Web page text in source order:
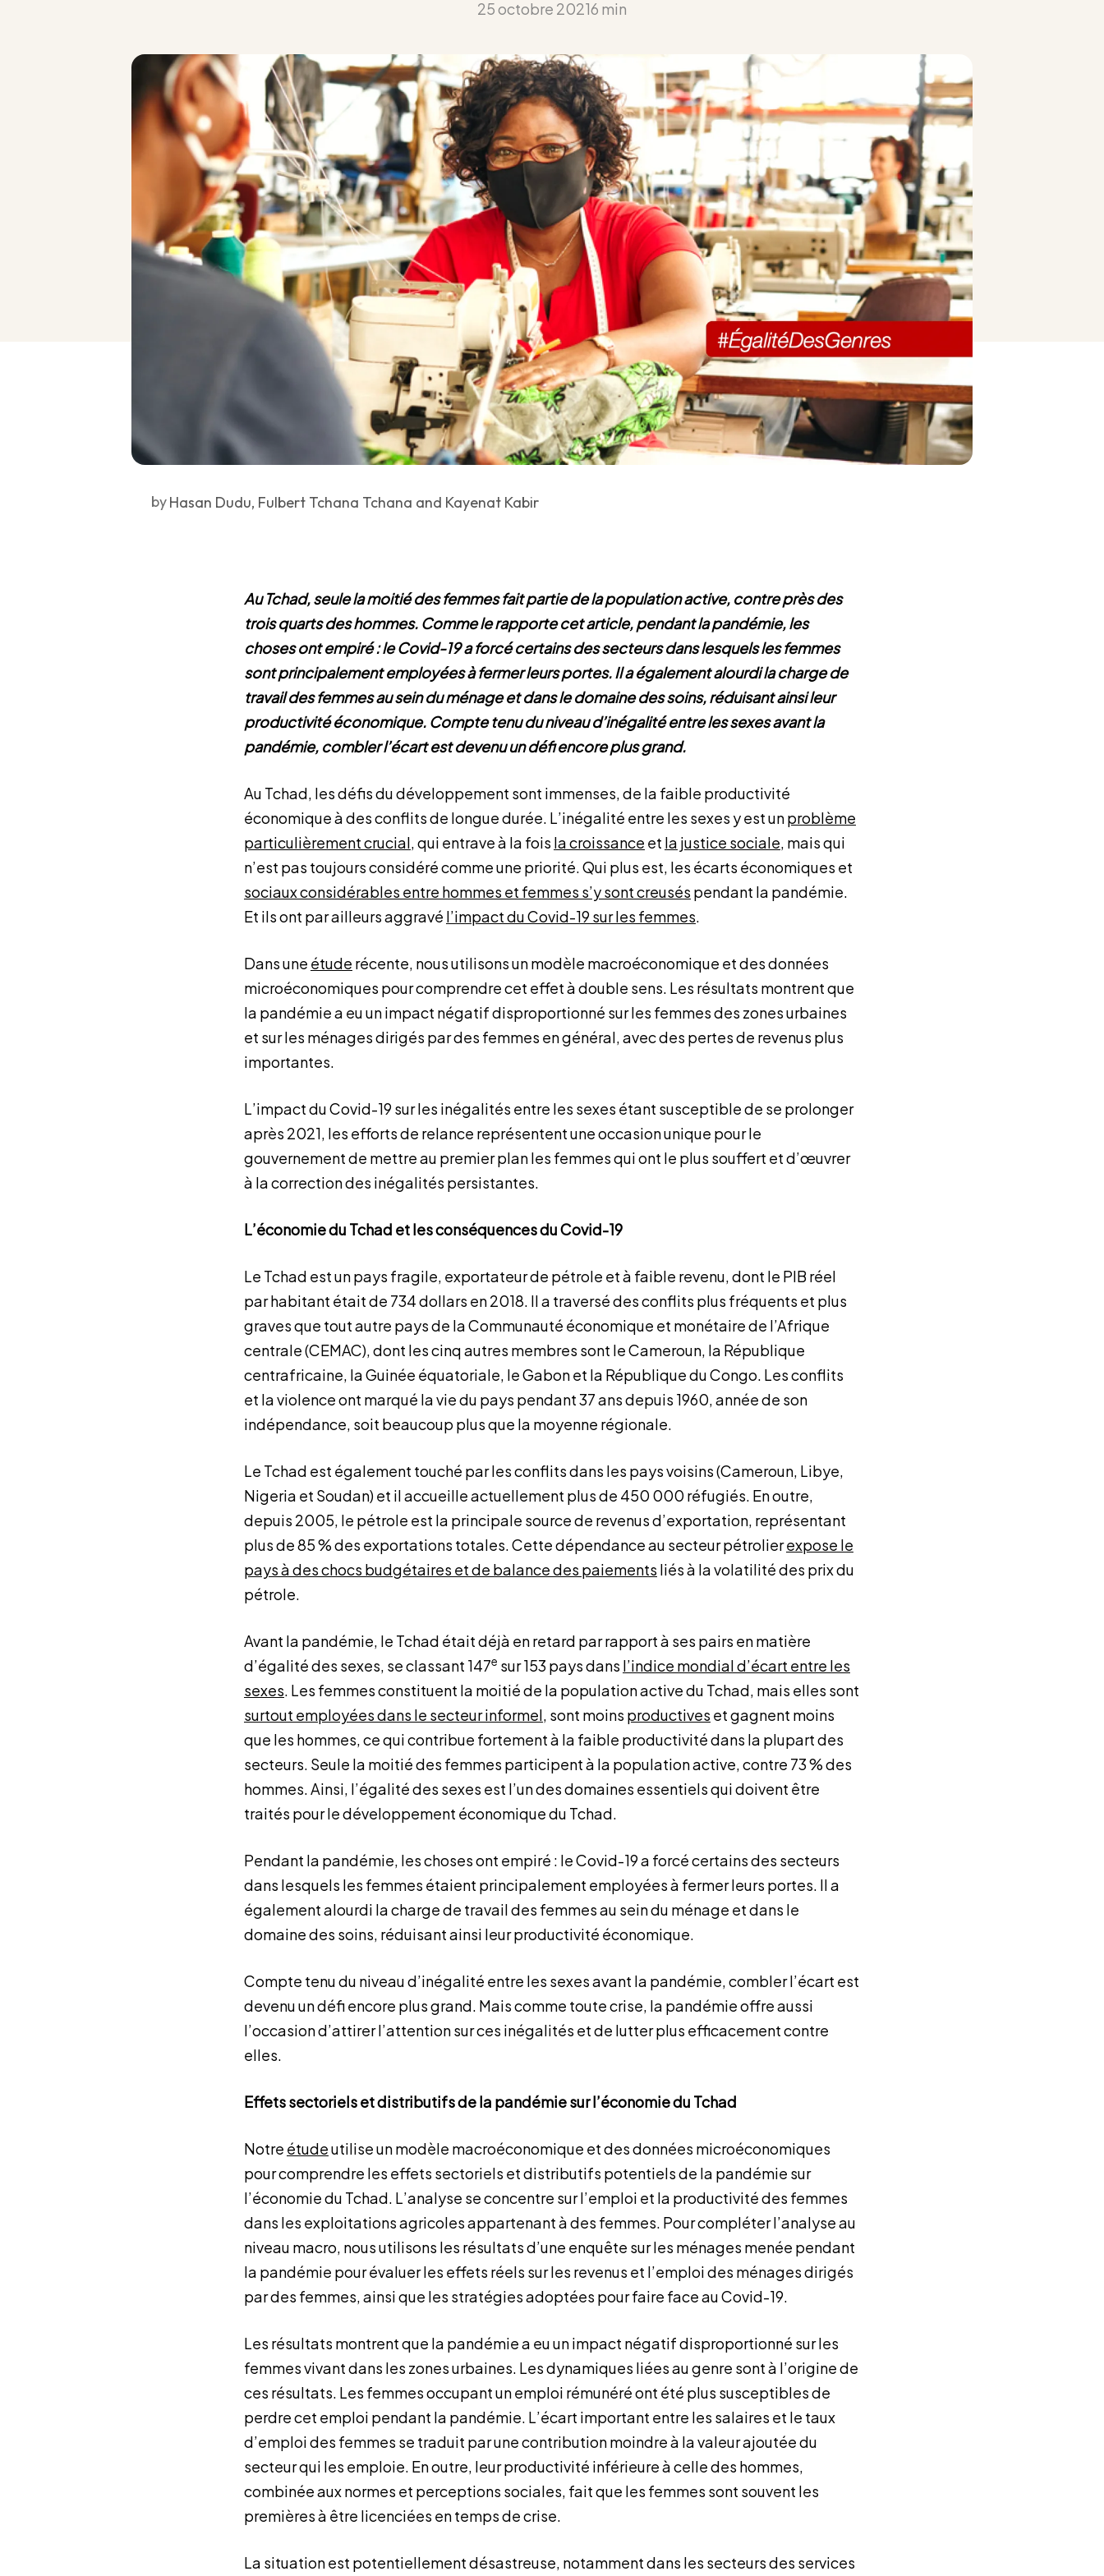
25 octobre 20216 min
byHasan Dudu, Fulbert Tchana Tchana and Kayenat Kabir
Au Tchad, seule la moitié des femmes fait partie de la population active, contre près des
trois quarts des hommes. Comme le rapporte cet article, pendant la pandémie, les
choses ont empiré : le Covid-19 a forcé certains des secteurs dans lesquels les femmes
sont principalement employées à fermer leurs portes. Il a également alourdi la charge de
travail des femmes au sein du ménage et dans le domaine des soins, réduisant ainsi leur
productivité économique. Compte tenu du niveau d’inégalité entre les sexes avant la
pandémie, combler l’écart est devenu un défi encore plus grand.
Au Tchad, les défis du développement sont immenses, de la faible productivité
économique à des conflits de longue durée. L’inégalité entre les sexes y est unproblème
particulièrement crucial, qui entrave à la fois la croissance et la justice sociale, mais qui
n’est pas toujours considéré comme une priorité. Qui plus est, les écarts économiques et
sociaux considérables entre hommes et femmes s’y sont creusés pendant la pandémie.
Et ils ont par ailleurs aggravé l’impact du Covid-19 sur les femmes.
Dans une étude récente, nous utilisons un modèle macroéconomique et des données
microéconomiques pour comprendre cet effet à double sens. Les résultats montrent que
la pandémie a eu un impact négatif disproportionné sur les femmes des zones urbaines
et sur les ménages dirigés par des femmes en général, avec des pertes de revenus plus
importantes.
L’impact du Covid-19 sur les inégalités entre les sexes étant susceptible de se prolonger
après 2021, les efforts de relance représentent une occasion unique pour le
gouvernement de mettre au premier plan les femmes qui ont le plus souffert et d’œuvrer
à la correction des inégalités persistantes.
L’économie du Tchad et les conséquences du Covid-19
Le Tchad est un pays fragile, exportateur de pétrole et à faible revenu, dont le PIB réel
par habitant était de 734 dollars en 2018. Il a traversé des conflits plus fréquents et plus
graves que tout autre pays de la Communauté économique et monétaire de l’Afrique
centrale (CEMAC), dont les cinq autres membres sont le Cameroun, la République
centrafricaine, la Guinée équatoriale, le Gabon et la République du Congo. Les conflits
et la violence ont marqué la vie du pays pendant 37 ans depuis 1960, année de son
indépendance, soit beaucoup plus que la moyenne régionale.
Le Tchad est également touché par les conflits dans les pays voisins (Cameroun, Libye,
Nigeria et Soudan) et il accueille actuellement plus de 450 000 réfugiés. En outre,
depuis 2005, le pétrole est la principale source de revenus d’exportation, représentant
plus de 85 % des exportations totales. Cette dépendance au secteur pétrolierexpose le
pays à des chocs budgétaires et de balance des paiements liés à la volatilité des prix du
pétrole.
Avant la pandémie, le Tchad était déjà en retard par rapport à ses pairs en matière
d’égalité des sexes, se classant 147e sur 153 pays dans l’indice mondial d’écart entre les
sexes. Les femmes constituent la moitié de la population active du Tchad, mais elles sont
surtout employées dans le secteur informel, sont moins productives et gagnent moins
que les hommes, ce qui contribue fortement à la faible productivité dans la plupart des
secteurs. Seule la moitié des femmes participent à la population active, contre 73 % des
hommes. Ainsi, l’égalité des sexes est l’un des domaines essentiels qui doivent être
traités pour le développement économique du Tchad.
Pendant la pandémie, les choses ont empiré : le Covid-19 a forcé certains des secteurs
dans lesquels les femmes étaient principalement employées à fermer leurs portes. Il a
également alourdi la charge de travail des femmes au sein du ménage et dans le
domaine des soins, réduisant ainsi leur productivité économique.
Compte tenu du niveau d’inégalité entre les sexes avant la pandémie, combler l’écart est
devenu un défi encore plus grand. Mais comme toute crise, la pandémie offre aussi
l’occasion d’attirer l’attention sur ces inégalités et de lutter plus efficacement contre
elles.
Effets sectoriels et distributifs de la pandémie sur l’économie du Tchad
Notre étudeutilise un modèle macroéconomique et des données microéconomiques
pour comprendre les effets sectoriels et distributifs potentiels de la pandémie sur
l’économie du Tchad. L’analyse se concentre sur l’emploi et la productivité des femmes
dans les exploitations agricoles appartenant à des femmes. Pour compléter l’analyse au
niveau macro, nous utilisons les résultats d’une enquête sur les ménages menée pendant
la pandémie pour évaluer les effets réels sur les revenus et l’emploi des ménages dirigés
par des femmes, ainsi que les stratégies adoptées pour faire face au Covid-19.
Les résultats montrent que la pandémie a eu un impact négatif disproportionné sur les
femmes vivant dans les zones urbaines. Les dynamiques liées au genre sont à l’origine de
ces résultats. Les femmes occupant un emploi rémunéré ont été plus susceptibles de
perdre cet emploi pendant la pandémie. L’écart important entre les salaires et le taux
d’emploi des femmes se traduit par une contribution moindre à la valeur ajoutée du
secteur qui les emploie. En outre, leur productivité inférieure à celle des hommes,
combinée aux normes et perceptions sociales, fait que les femmes sont souvent les
premières à être licenciées en temps de crise.
La situation est potentiellement désastreuse, notamment dans les secteurs des services